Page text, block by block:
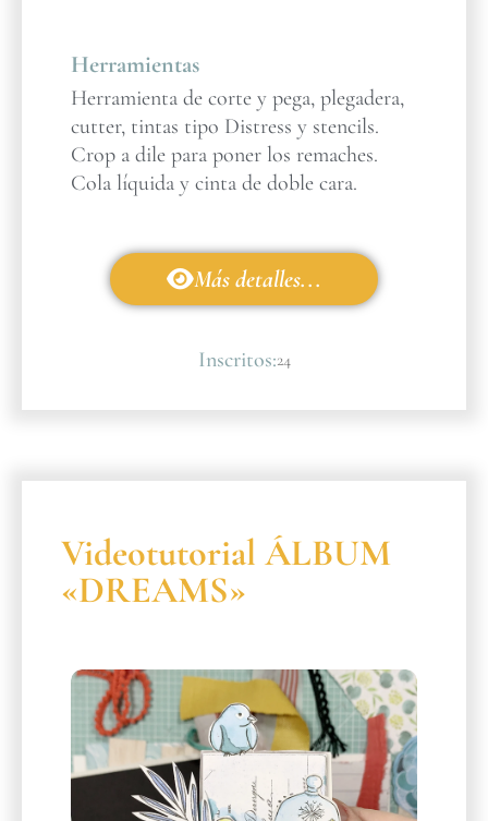
Herramientas
Herramienta de corte y pega, plegadera,
cutter, tintas tipo Distress y stencils.
Crop a dile para poner los remaches.
Cola líquida y cinta de doble cara.
Más detalles...
Inscritos:24
Videotutorial ÁLBUM
«DREAMS»